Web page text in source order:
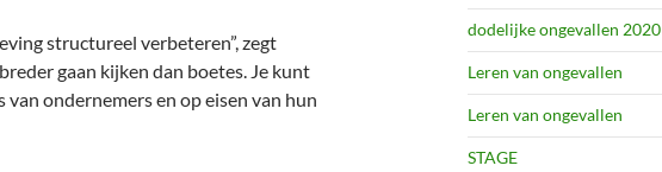
structureel verbeteren”, zegt
gaan kijken dan boetes. Je kunt
ondernemers en op eisen van hun
dodelijke ongevallen 2020
Leren van ongevallen
Leren van ongevallen
STAGE